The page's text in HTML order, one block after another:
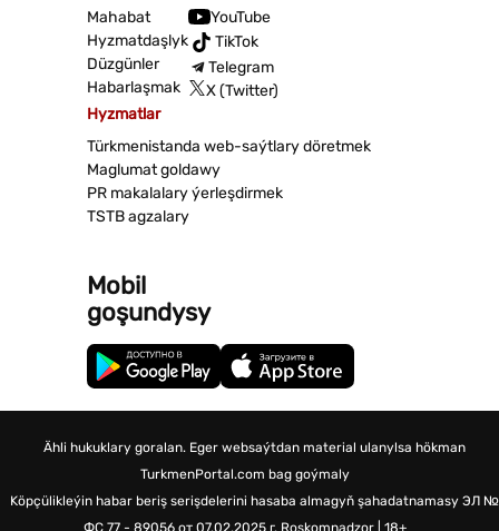
Mahabat
Hyzmatdaşlyk
Düzgünler
Habarlaşmak
YouTube
TikTok
Telegram
X (Twitter)
Hyzmatlar
Türkmenistanda web-saýtlary döretmek
Maglumat goldawy
PR makalalary ýerleşdirmek
TSTB agzalary
Mobil
goşundysy
Ähli hukuklary goralan. Eger websaýtdan material ulanylsa hökman
TurkmenPortal.com bag goýmaly
Köpçülikleýin habar beriş serişdelerini hasaba almagyň şahadatnamasy ЭЛ №
ФС 77 - 89056 от 07.02.2025 г. Roskomnadzor | 18+